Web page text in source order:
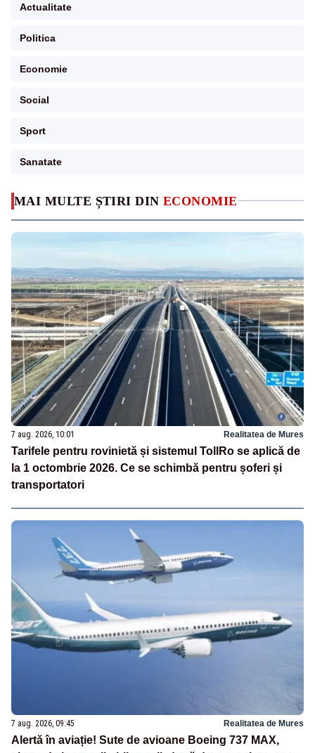
MAI MULTE ȘTIRI DIN ECONOMIE
7 aug. 2026, 10:01 Realitatea de Mures
Tarifele pentru rovinietă și sistemul TollRo se aplică de
la 1 octombrie 2026. Ce se schimbă pentru șoferi și
transportatori
7 aug. 2026, 09:45 Realitatea de Mures
Alertă în aviație! Sute de avioane Boeing 737 MAX,
Actualitate
Politica
Economie
Social
Sport
Sanatate